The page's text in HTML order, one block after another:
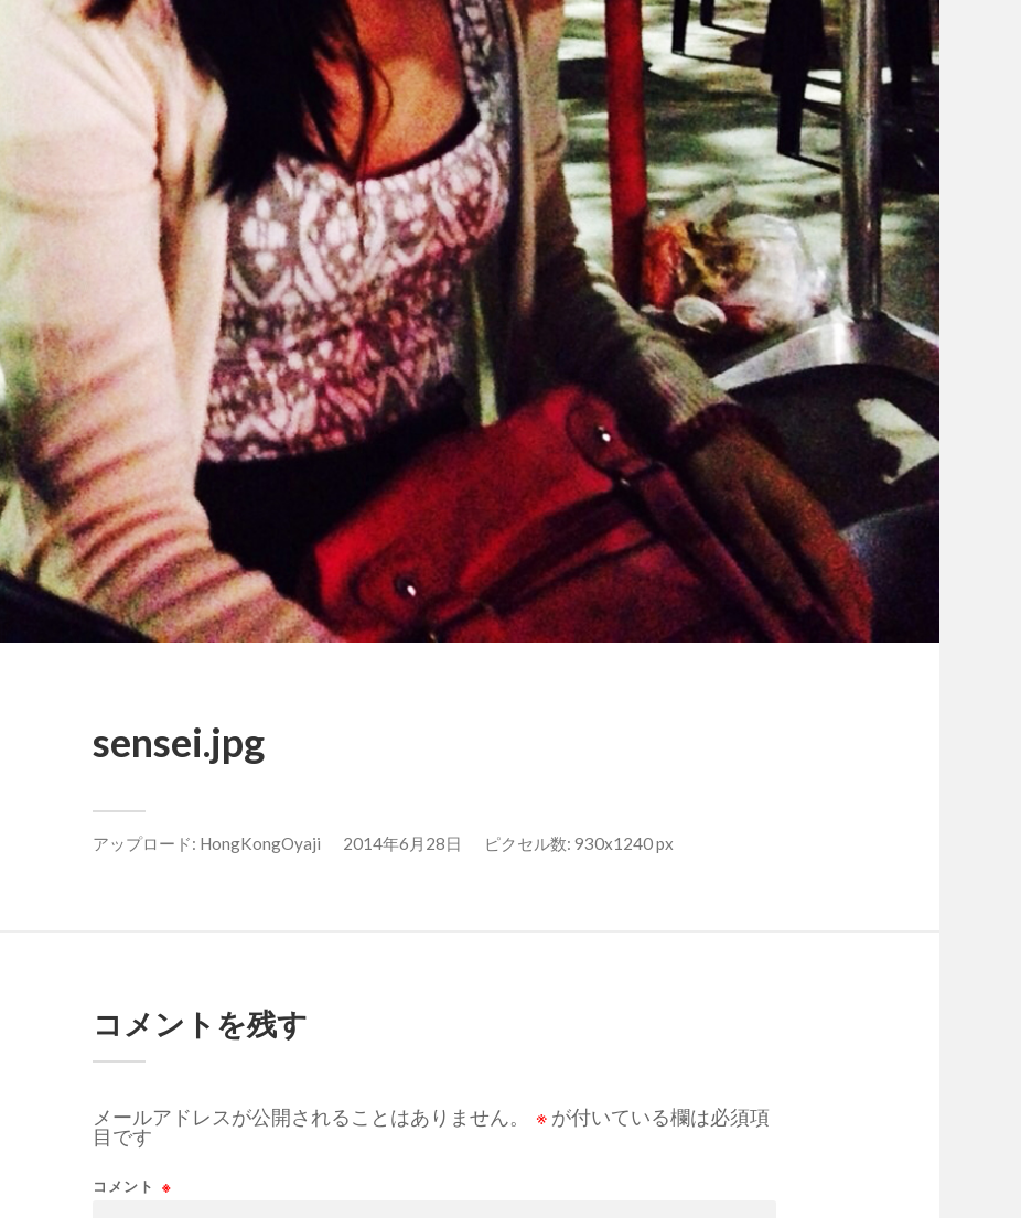
sensei.jpg
アップロード: HongKongOyaji 2014年6月28日 ピクセル数: 930x1240 px
コメントを残す
メールアドレスが公開されることはありません。 ※ が付いている欄は必須項
目です
コメント ※